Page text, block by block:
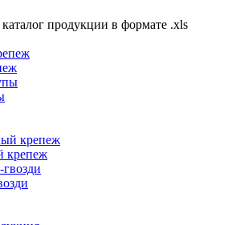
продукции в формате .xls
крепеж